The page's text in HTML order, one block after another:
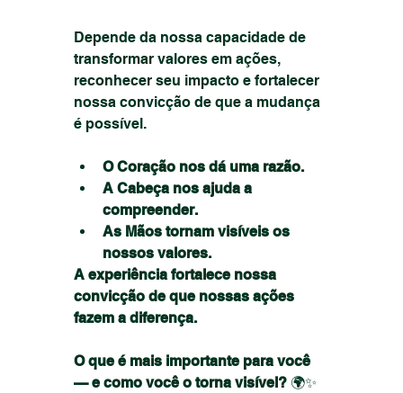
Depende da nossa capacidade de
transformar valores em ações,
reconhecer seu impacto e fortalecer
nossa convicção de que a mudança
é possível.
O Coração nos dá uma razão.
A Cabeça nos ajuda a
compreender.
As Mãos tornam visíveis os
nossos valores.
A experiência fortalece nossa
convicção de que nossas ações
fazem a diferença.
O que é mais importante para você
— e como você o torna visível? 🌍✨